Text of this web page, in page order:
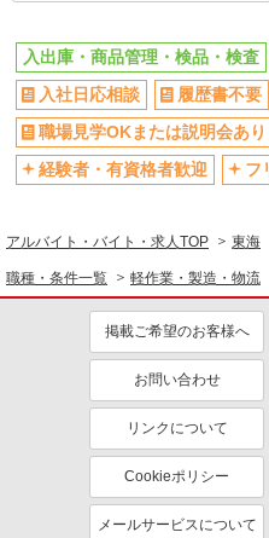
入出庫・商品管理・検品・検査
入社日応相談
履歴書不要
職場見学OKまたは説明会あり
経験者・有資格者歓迎
フ
アルバイト・バイト・求人TOP 東海
職種・条件一覧 軽作業・製造・物流
掲載ご希望のお客様へ
お問い合わせ
リンクについて
Cookieポリシー
メールサービスについて